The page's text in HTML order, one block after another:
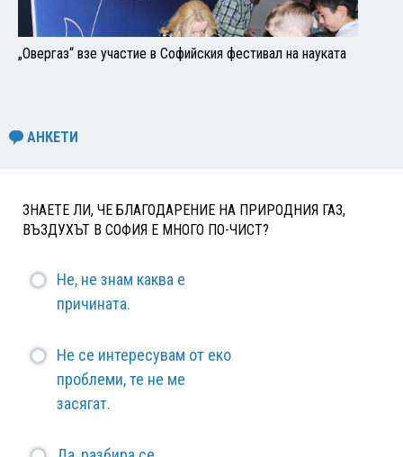
„Овергаз“ взе участие в Софийския фестивал на науката
АНКЕТИ
ЗНАЕТЕ ЛИ, ЧЕ БЛАГОДАРЕНИЕ НА ПРИРОДНИЯ ГАЗ,
ВЪЗДУХЪТ В СОФИЯ Е МНОГО ПО-ЧИСТ?
Не, не знам каква е
причината.
Не се интересувам от еко
проблеми, те не ме
засягат.